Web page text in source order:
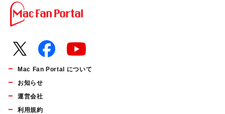
Mac Fan Portal について
お知らせ
運営会社
利用規約